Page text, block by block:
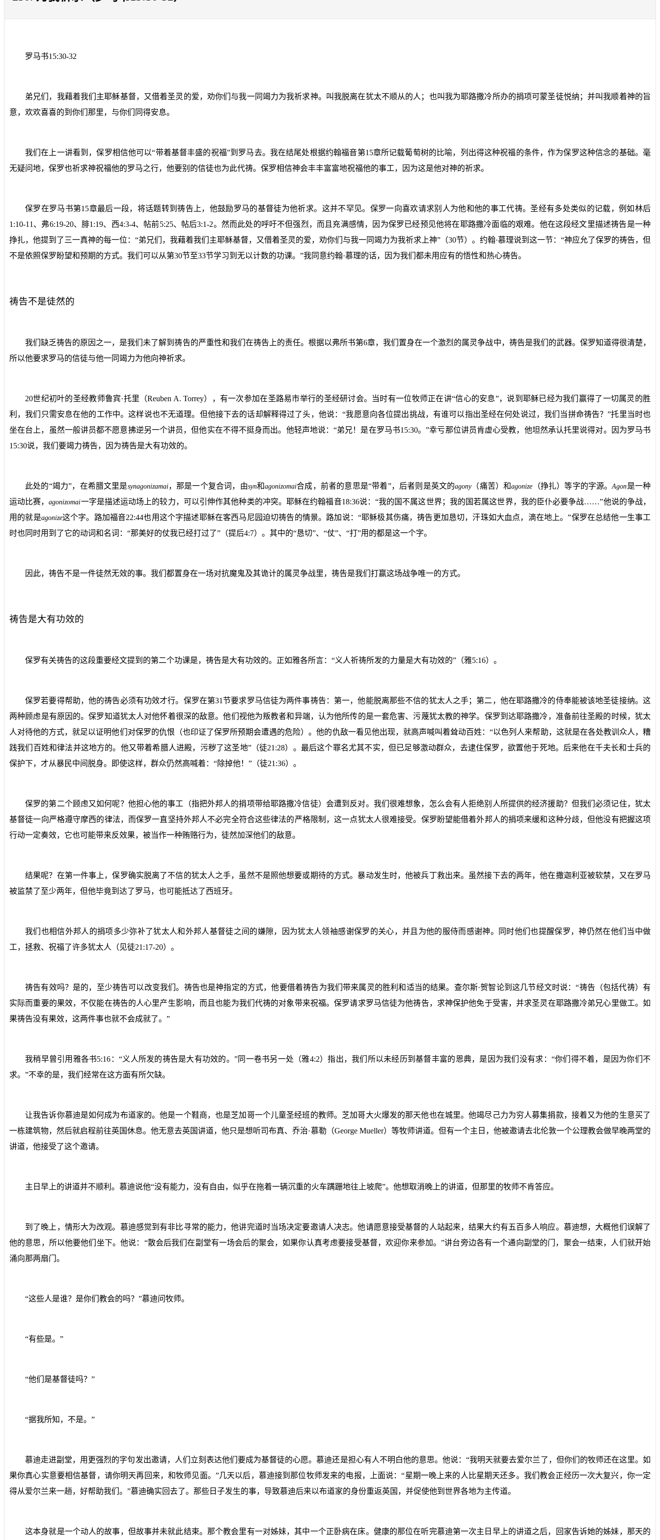
罗马书15:30-32
弟兄们，我藉着我们主耶稣基督，又借着圣灵的爱，劝你们与我一同竭力为我祈求神。叫我脱离在犹太不顺从的人；也叫我为耶路撒冷所办的捐项可蒙圣徒悦纳；并叫我顺着神的旨
意，欢欢喜喜的到你们那里，与你们同得安息。
我们在上一讲看到，保罗相信他可以“带着基督丰盛的祝福”到罗马去。我在结尾处根据约翰福音第15章所记载葡萄树的比喻，列出得这种祝福的条件，作为保罗这种信念的基础。毫
无疑问地，保罗也祈求神祝福他的罗马之行，他要别的信徒也为此代祷。保罗相信神会丰丰富富地祝福他的事工，因为这是他对神的祈求。
保罗在罗马书第15章最后一段，将话题转到祷告上，他鼓励罗马的基督徒为他祈求。这并不罕见。保罗一向喜欢请求别人为他和他的事工代祷。圣经有多处类似的记载，例如林后
1:10-11 、弗6:19-20、腓1:19、西4:3-4、帖前5:25、帖后3:1-2。然而此处的呼吁不但强烈，而且充满感情，因为保罗已经预见他将在耶路撒冷面临的艰难。他在这段经文里描述祷告是一种
挣扎，他提到了三一真神的每一位：“弟兄们，我藉着我们主耶稣基督，又借着圣灵的爱，劝你们与我一同竭力为我祈求上神”（30节）。约翰·慕理说到这一节：“神应允了保罗的祷告，但
不是依照保罗盼望和预期的方式。我们可以从第30节至33节学习到无以计数的功课。”我同意约翰·慕理的话，因为我们都未用应有的悟性和热心祷告。
祷告不是徒然的
我们缺乏祷告的原因之一，是我们未了解到祷告的严重性和我们在祷告上的责任。根据以弗所书第6章，我们置身在一个激烈的属灵争战中，祷告是我们的武器。保罗知道得很清楚，
所以他要求罗马的信徒与他一同竭力为他向神祈求。
20世纪初叶的圣经教师鲁宾·托里（Reuben A. Torrey），有一次参加在圣路易市举行的圣经研讨会。当时有一位牧师正在讲“信心的安息”，说到耶稣已经为我们赢得了一切属灵的胜
利，我们只需安息在他的工作中。这样说也不无道理。但他接下去的话却解释得过了头，他说：“我愿意向各位提出挑战，有谁可以指出圣经在何处说过，我们当拼命祷告？”托里当时也
坐在台上，虽然一般讲员都不愿意拂逆另一个讲员，但他实在不得不挺身而出。他轻声地说：“弟兄！是在罗马书15:30。”幸亏那位讲员肯虚心受教，他坦然承认托里说得对。因为罗马书
15:30说，我们要竭力祷告，因为祷告是大有功效的。
此处的“竭力”，在希腊文里是synagonizamai，那是一个复合词，由syn和agonizomai合成，前者的意思是“带着”，后者则是英文的agony（痛苦）和agonize （挣扎）等字的字源。Agon是一种
运动比赛，agonizomai一字是描述运动场上的较力，可以引伸作其他种类的冲突。耶稣在约翰福音18:36说：“我的国不属这世界；我的国若属这世界，我的臣仆必要争战……”他说的争战，
用的就是agonize这个字。路加福音22:44也用这个字描述耶稣在客西马尼园迫切祷告的情景。路加说：“耶稣极其伤痛，祷告更加恳切，汗珠如大血点，滴在地上。”保罗在总结他一生事工
时也同时用到了它的动词和名词：“那美好的仗我已经打过了”（提后4:7）。其中的“恳切”、“仗”、“打”用的都是这一个字。
因此，祷告不是一件徒然无效的事。我们都置身在一场对抗魔鬼及其诡计的属灵争战里，祷告是我们打赢这场战争唯一的方式。
祷告是大有功效的
保罗有关祷告的这段重要经文提到的第二个功课是，祷告是大有功效的。正如雅各所言：“义人祈祷所发的力量是大有功效的”（雅5:16）。
保罗若要得帮助，他的祷告必须有功效才行。保罗在第31节要求罗马信徒为两件事祷告：第一，他能脱离那些不信的犹太人之手；第二，他在耶路撒冷的侍奉能被该地圣徒接纳。这
两种顾虑是有原因的。保罗知道犹太人对他怀着很深的敌意。他们视他为叛教者和异端，认为他所传的是一套危害、污蔑犹太教的神学。保罗到达耶路撒冷，准备前往圣殿的时候，犹太
人对待他的方式，就足以证明他们对保罗的仇恨（也印证了保罗所预期会遭遇的危险）。他的仇敌一看见他出现，就高声喊叫着耸动百姓：“以色列人来帮助，这就是在各处教训众人，糟
践我们百姓和律法并这地方的。他又带着希腊人进殿，污秽了这圣地”（徒21:28）。最后这个罪名尤其不实，但已足够激动群众，去逮住保罗，欲置他于死地。后来他在千夫长和士兵的
保护下，才从暴民中间脱身。即使这样，群众仍然高喊着：“除掉他！”（徒21:36）。
保罗的第二个顾虑又如何呢？他担心他的事工（指把外邦人的捐项带给耶路撒冷信徒）会遭到反对。我们很难想象，怎么会有人拒绝别人所提供的经济援助？但我们必须记住，犹太
基督徒一向严格遵守摩西的律法，而保罗一直坚持外邦人不必完全符合这些律法的严格限制，这一点犹太人很难接受。保罗盼望能借着外邦人的捐项来缓和这种分歧，但他没有把握这项
行动一定奏效，它也可能带来反效果，被当作一种贿赂行为，徒然加深他们的敌意。
结果呢？在第一件事上，保罗确实脱离了不信的犹太人之手，虽然不是照他想要或期待的方式。暴动发生时，他被兵丁救出来。虽然接下去的两年，他在撒迦利亚被软禁，又在罗马
被监禁了至少两年，但他毕竟到达了罗马，也可能抵达了西班牙。
我们也相信外邦人的捐项多少弥补了犹太人和外邦人基督徒之间的嫌隙，因为犹太人领袖感谢保罗的关心，并且为他的服侍而感谢神。同时他们也提醒保罗，神仍然在他们当中做
工，拯救、祝福了许多犹太人（见徒21:17-20）。
祷告有效吗？是的，至少祷告可以改变我们。祷告也是神指定的方式，他要借着祷告为我们带来属灵的胜利和适当的结果。查尔斯·贺智论到这几节经文时说：“祷告（包括代祷）有
实际而重要的果效，不仅能在祷告的人心里产生影响，而且也能为我们代祷的对象带来祝福。保罗请求罗马信徒为他祷告，求神保护他免于受害，并求圣灵在耶路撒冷弟兄心里做工。如
果祷告没有果效，这两件事也就不会成就了。”
我稍早曾引用雅各书5:16 ：“义人所发的祷告是大有功效的。”同一卷书另一处（雅4:2）指出，我们所以未经历到基督丰富的恩典，是因为我们没有求：“你们得不着，是因为你们不
求。”不幸的是，我们经常在这方面有所欠缺。
让我告诉你慕迪是如何成为布道家的。他是一个鞋商，也是芝加哥一个儿童圣经班的教师。芝加哥大火爆发的那天他也在城里。他竭尽己力为穷人募集捐款，接着又为他的生意买了
一栋建筑物，然后就启程前往英国休息。他无意去英国讲道，他只是想听司布真、乔治·慕勒（George Mueller）等牧师讲道。但有一个主日，他被邀请去北伦敦一个公理教会做早晚两堂的
讲道，他接受了这个邀请。
主日早上的讲道并不顺利。慕迪说他“没有能力，没有自由，似乎在拖着一辆沉重的火车蹒跚地往上坡爬”。他想取消晚上的讲道，但那里的牧师不肯答应。
到了晚上，情形大为改观。慕迪感觉到有非比寻常的能力，他讲完道时当场决定要邀请人决志。他请愿意接受基督的人站起来，结果大约有五百多人响应。慕迪想，大概他们误解了
他的意思，所以他要他们坐下。他说：“散会后我们在副堂有一场会后的聚会，如果你认真考虑要接受基督，欢迎你来参加。”讲台旁边各有一个通向副堂的门，聚会一结束，人们就开始
涌向那两扇门。
“这些人是谁？是你们教会的吗？”慕迪问牧师。
“有些是。”
“他们是基督徒吗？”
“据我所知，不是。”
慕迪走进副堂，用更强烈的字句发出邀请，人们立刻表达他们要成为基督徒的心愿。慕迪还是担心有人不明白他的意思。他说：“我明天就要去爱尔兰了，但你们的牧师还在这里。如
果你真心实意要相信基督，请你明天再回来，和牧师见面。”几天以后，慕迪接到那位牧师发来的电报，上面说：“星期一晚上来的人比星期天还多。我们教会正经历一次大复兴，你一定
得从爱尔兰来一趟，好帮助我们。”慕迪确实回去了。那些日子发生的事，导致慕迪后来以布道家的身份重返英国，并促使他到世界各地为主传道。
这本身就是一个动人的故事，但故事并未就此结束。那个教会里有一对姊妹，其中一个正卧病在床。健康的那位在听完慕迪第一次主日早上的讲道之后，回家告诉她的姊妹，那天的